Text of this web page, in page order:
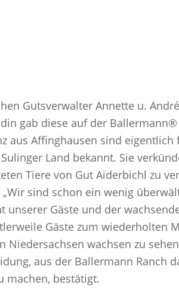
Gutsverwalter Annette u.
gab diese auf der Ballermann®
aus Affinghausen sind eigentlich
Land bekannt. Sie
Tiere von Gut Aiderbichl zu
sind schon ein wenig
Gäste und der
Gäste zum wiederholten
wachsen zu
aus der Ballermann Ranch
machen, bestätigt.